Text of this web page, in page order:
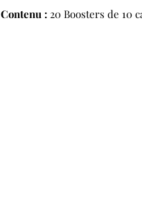
Contenu : 20 Boosters de 10